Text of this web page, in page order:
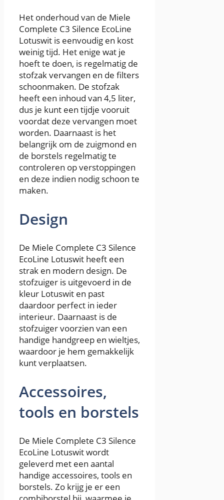
Het onderhoud van de Miele
Complete C3 Silence EcoLine
Lotuswit is eenvoudig en kost
weinig tijd. Het enige wat je
hoeft te doen, is regelmatig de
stofzak vervangen en de filters
schoonmaken. De stofzak
heeft een inhoud van 4,5 liter,
dus je kunt een tijdje vooruit
voordat deze vervangen moet
worden. Daarnaast is het
belangrijk om de zuigmond en
de borstels regelmatig te
controleren op verstoppingen
en deze indien nodig schoon te
maken.
Design
De Miele Complete C3 Silence
EcoLine Lotuswit heeft een
strak en modern design. De
stofzuiger is uitgevoerd in de
kleur Lotuswit en past
daardoor perfect in ieder
interieur. Daarnaast is de
stofzuiger voorzien van een
handige handgreep en wieltjes,
waardoor je hem gemakkelijk
kunt verplaatsen.
Accessoires,
tools en borstels
De Miele Complete C3 Silence
EcoLine Lotuswit wordt
geleverd met een aantal
handige accessoires, tools en
borstels. Zo krijg je er een